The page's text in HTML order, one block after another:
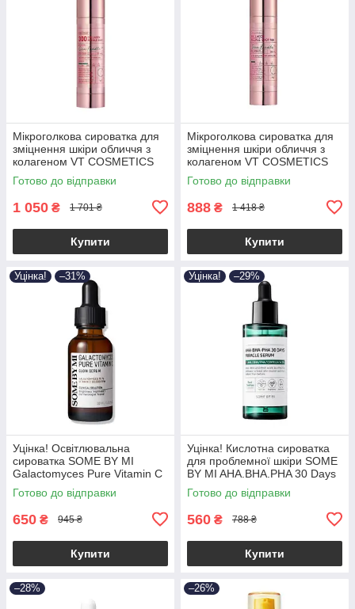
Мікроголкова сироватка для
зміцнення шкіри обличчя з
колагеном VT COSMETICS
Collagen Reedle Shot 300
50ml
Готово до відправки
1 050 ₴ 1 701 ₴
Купити
Мікроголкова сироватка для
зміцнення шкіри обличчя з
колагеном VT COSMETICS
Collagen Reedle Shot 100
50ml
Готово до відправки
888 ₴ 1 418 ₴
Купити
Уцінка! –31%
Уцінка! Освітлювальна
сироватка SOME BY MI
Galactomyces Pure Vitamin C
Glow Serum 30ml (ДО:
23.01.2027)
Готово до відправки
650 ₴ 945 ₴
Купити
Уцінка! –29%
Уцінка! Кислотна сироватка
для проблемної шкіри SOME
BY MI AHA.BHA.PHA 30 Days
Miracle Serum 50ml (до
26.01.2027)
Готово до відправки
560 ₴ 788 ₴
Купити
–28% –26%